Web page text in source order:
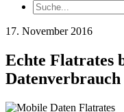
17. November 2016
Echte Flatrates
Datenverbrauch